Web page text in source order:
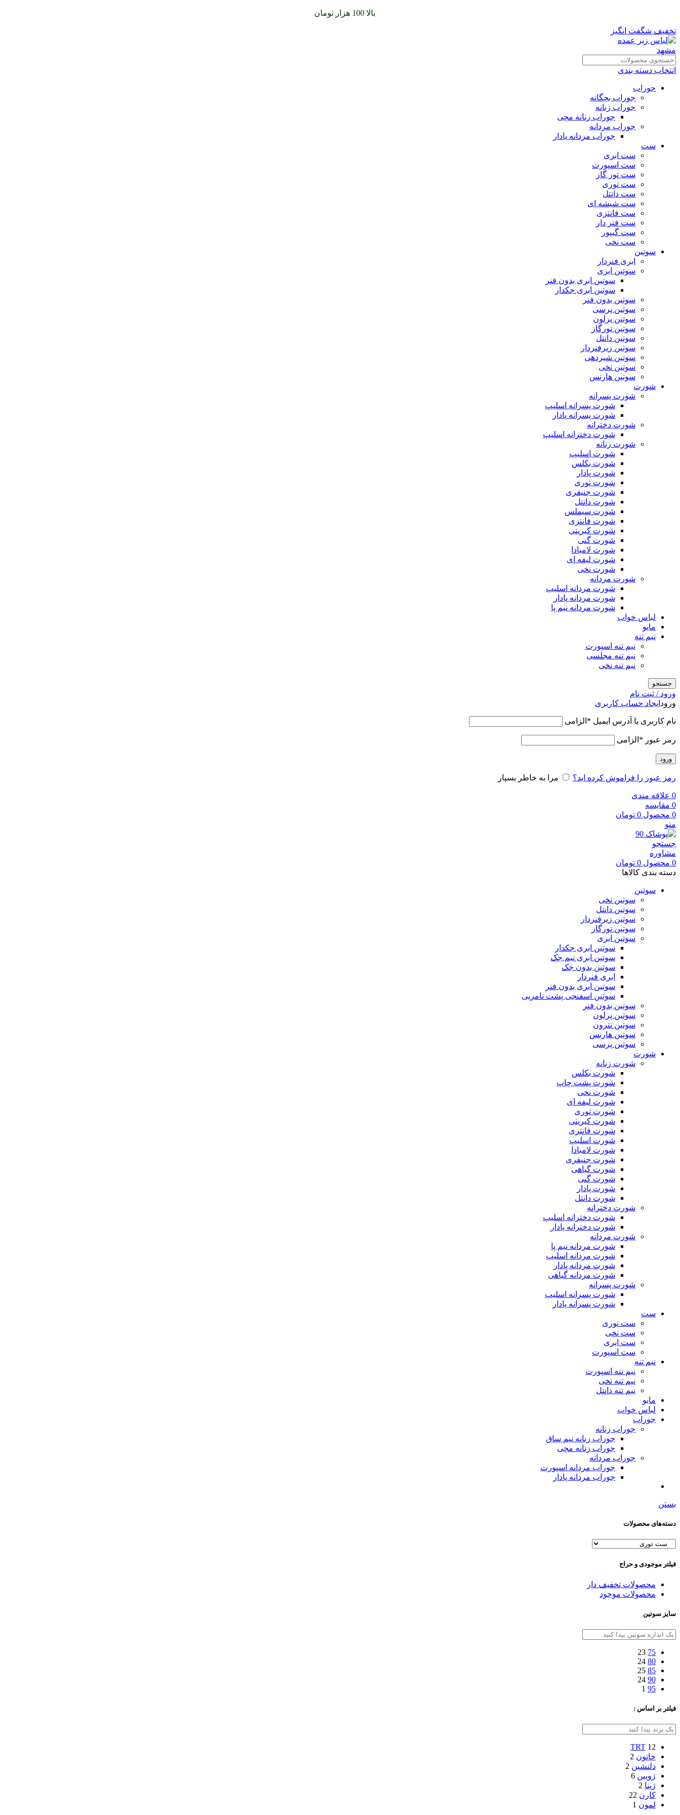
بالا 100 هزار تومان
تخفیف شگفت انگیز
انتخاب دسته بندی
جوراب
جوراب بچگانه
جوراب زنانه
جوراب زنانه مچی
جوراب مردانه
جوراب مردانه پادار
ست
ست ابری
ست اسپورت
ست تور گاز
ست توری
ست دانتل
ست شیشه ای
ست فانتزی
ست فنر دار
ست گیپور
ست نخی
سوتین
ابری فنردار
سوتین ابری
سوتین ابری بدون فنر
سوتین ابری جکدار
سوتین بدون فنر
سوتین پرسی
سوتین پرلون
سوتین تورگاز
سوتین دانتل
سوتین زیرفنردار
سوتین شیردهی
سوتین نخی
سوتین هارنس
شورت
شورت پسرانه
شورت پسرانه اسلیپ
شورت پسرانه پادار
شورت دخترانه
شورت دخترانه اسلیپ
شورت زنانه
شورت اسلیپ
شورت بکلس
شورت پادار
شورت توری
شورت جنیفری
شورت دانتل
شورت سیملس
شورت فانتزی
شورت کبریتی
شورت گنی
شورت لامبادا
شورت لیفه ای
شورت نخی
شورت مردانه
شورت مردانه اسلیپ
شورت مردانه پادار
شورت مردانه نیم پا
لباس خواب
مایو
نیم تنه
نیم تنه اسپورت
نیم تنه مجلسی
نیم تنه نخی
جستجو
ورود / ثبت نام
ورود ایجاد حساب کاربری
نام کاربری یا آدرس ایمیل * الزامی
رمز عبور * الزامی
ورود
رمز عبور را فراموش کرده اید؟ مرا به خاطر بسپار
0 علاقه مندی
0 مقایسه
0 محصول 0 تومان
منو
جستجو
مشاوره
0 محصول 0 تومان
دسته بندی کالاها
سوتین
سوتین نخی
سوتین دانتل
سوتین زیرفنردار
سوتین تورگاز
سوتین ابری
سوتین ابری جکدار
سوتین ابری نیم جک
سوتین بدون جک
ابری فنردار
سوتین ابری بدون فنر
سوتین اسفنجی پشت نامریی
سوتین بدون فنر
سوتین پرلون
سوتین تترون
سوتین هارنس
سوتین پرسی
شورت
شورت زنانه
شورت بکلس
شورت پشت چاپ
شورت نخی
شورت لیفه ای
شورت توری
شورت کبریتی
شورت فانتزی
شورت اسلیپ
شورت لامبادا
شورت جنیفری
شورت گیاهی
شورت گنی
شورت پادار
شورت دانتل
شورت دخترانه
شورت دخترانه اسلیپ
شورت دخترانه پادار
شورت مردانه
شورت مردانه نیم پا
شورت مردانه اسلیپ
شورت مردانه پادار
شورت مردانه گیاهی
شورت پسرانه
شورت پسرانه اسلیپ
شورت پسرانه پادار
ست
ست توری
ست نخی
ست ابری
ست اسپورت
نیم تنه
نیم تنه اسپورت
نیم تنه نخی
نیم تنه دانتل
مایو
لباس خواب
جوراب
جوراب زنانه
جوراب زنانه نیم ساق
جوراب زنانه مچی
جوراب مردانه
جوراب مردانه اسپورت
جوراب مردانه پادار
بستن
دسته‌های محصولات
فیلتر موجودی و حراج
محصولات تخفیف دار
محصولات موجود
سایز سوتین
75
23
80
24
85
25
90
24
95
1
فیلتر بر اساس :
TRT 12
خاتون 2
دلنشین 2
ژوبین 6
ژینا 2
کارن 22
لمون 1